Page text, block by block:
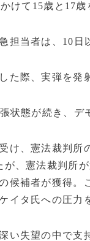
けて15歳と17
担当者は、10日
た際、実弾を発
状態が続き、デ
け、憲法裁判所
が、憲法裁判所
候補者が獲得
イタ氏への圧力
い失望の中で支